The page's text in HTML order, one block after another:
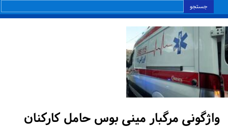
جستجو
واژگونی مرگبار مینی بوس حامل کارکنان